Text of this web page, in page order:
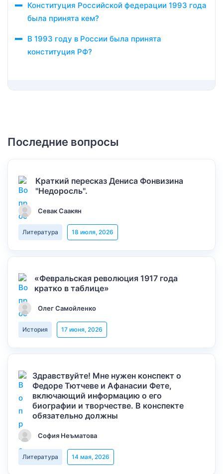
Конституция Российской федерации 1993 года
была принята кем?
В 1993 году в России была принята
конституция РФ?
Последние вопросы
Краткий пересказ Дениса Фонвизина
"Недоросль".
Севак Саакян
Литература 18 июля, 2026
«Февральская революция 1917 года
кратко в таблице»
Олег Самойленко
История 17 июня, 2026
Здравствуйте! Мне нужен конспект о
Федоре Тютчеве и Афанасии Фете,
включающий информацию о его
биографии и творчестве. В конспекте
обязательно должны
София Неъматова
Литература 14 мая, 2026